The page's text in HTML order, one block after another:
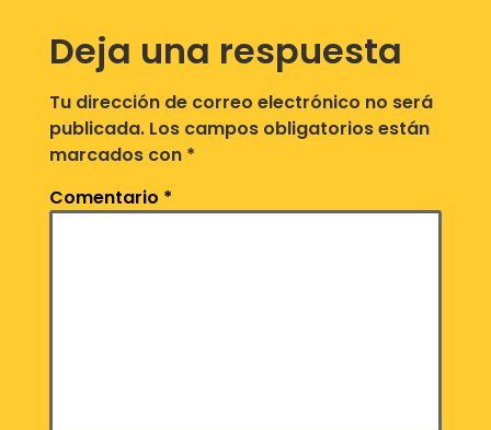
Deja una respuesta
Tu dirección de correo electrónico no será
publicada. Los campos obligatorios están
marcados con *
Comentario *